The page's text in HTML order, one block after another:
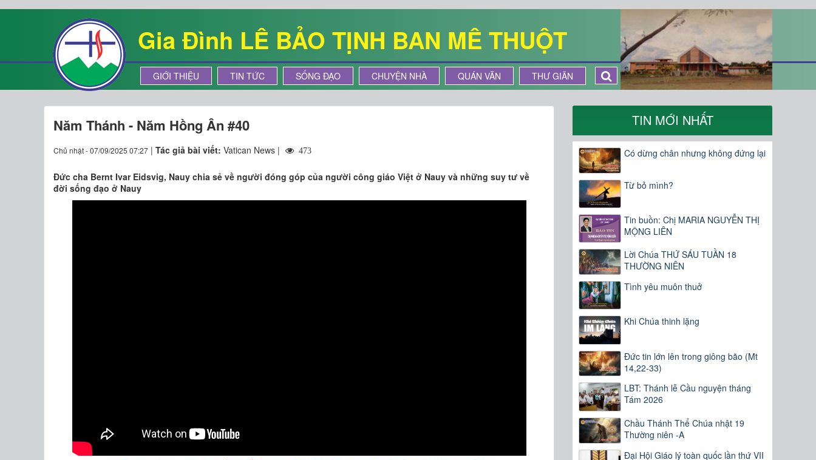
Gia Đình LÊ BẢO TỊNH BAN MÊ THUỘT
GIỚI THIỆU TIN TỨC SỐNG ĐẠO CHUYỆN NHÀ QUÁN VĂN THƯ GIÃN
Năm Thánh - Năm Hồng Ân #40
Chủ nhật - 07/09/2025 07:27 | Tác giả bài viết: Vatican News | 473
Đức cha Bernt Ivar Eidsvig, Nauy chia sẻ về người đóng góp của người công giáo Việt ở Nauy và những suy tư về
đời sống đạo ở Nauy
TIN MỚI NHẤT
Có dừng chân nhưng không đứng lại
Từ bỏ mình?
Tin buồn: Chị MARIA NGUYỄN THỊ
MỘNG LIÊN
Lời Chúa THỨ SÁU TUẦN 18
THƯỜNG NIÊN
Tình yêu muôn thuở
Khi Chúa thinh lặng
Đức tin lớn lên trong giông bão (Mt
14,22-33)
LBT: Thánh lễ Cầu nguyện tháng
Tám 2026
Chầu Thánh Thể Chúa nhật 19
Thường niên -A
Đại Hội Giáo lý toàn quốc lần thứ VII